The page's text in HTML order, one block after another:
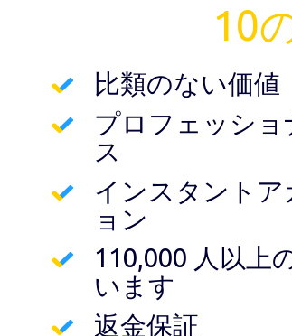
10
比類のない価値
プロフェッシ
ス
インスタント
ョン
110,000 人以上
います
返金保証